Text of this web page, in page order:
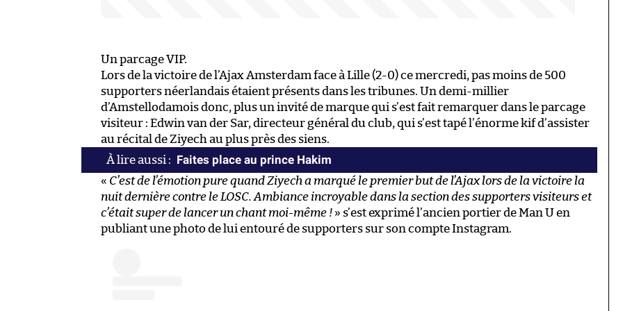
Un parcage VIP.
Lors de la victoire de l’Ajax Amsterdam face à Lille (2-0) ce mercredi, pas moins de 500
supporters néerlandais étaient présents dans les tribunes. Un demi-millier
d’Amstellodamois donc, plus un invité de marque qui s’est fait remarquer dans le parcage
visiteur : Edwin van der Sar, directeur général du club, qui s’est tapé l’énorme kif d’assister
au récital de Ziyech au plus près des siens.
Faites place au prince Hakim
« C’est de l’émotion pure quand Ziyech a marqué le premier but de l’Ajax lors de la victoire la
nuit dernière contre le LOSC. Ambiance incroyable dans la section des supporters visiteurs et
c’était super de lancer un chant moi-même ! » s’est exprimé l’ancien portier de Man U en
publiant une photo de lui entouré de supporters sur son compte Instagram.